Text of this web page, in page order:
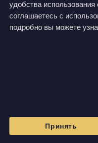
удобства
соглашаетесь с
подробно вы можете
Принять
Product description
Assembling and